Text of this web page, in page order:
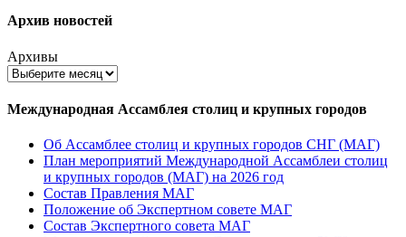
Архив новостей
Архивы
Международная Ассамблея столиц и крупных городов
Об Ассамблее столиц и крупных городов СНГ (МАГ)
План мероприятий Международной Ассамблеи столиц
и крупных городов (МАГ) на 2026 год
Состав Правления МАГ
Положение об Экспертном совете МАГ
Состав Экспертного совета МАГ